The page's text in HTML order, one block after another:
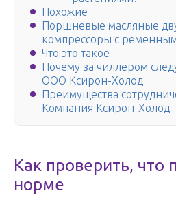
Похожие
Поршневые масляные
компрессоры с
Что это такое
Почему за чиллером
ООО Ксирон-Холод
Преимущества
Компания Ксирон-Холод
Как проверить, что
норме